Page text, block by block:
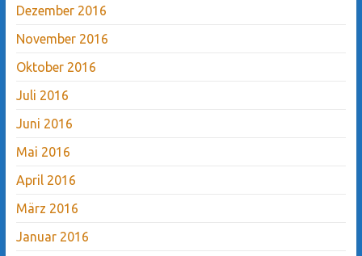
Dezember 2016
November 2016
Oktober 2016
Juli 2016
Juni 2016
Mai 2016
April 2016
März 2016
Januar 2016